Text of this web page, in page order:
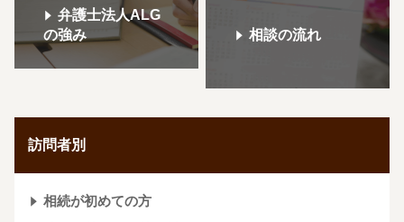
弁護士法人ALG
の強み
相談の流れ
訪問者別
相続が初めての方